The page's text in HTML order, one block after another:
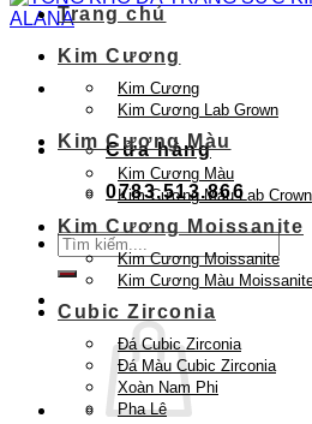
Cửa hàng
0783.513.866
Tìm
kiếm:
Trang chủ
Kim Cương
Kim Cương
Kim Cương Lab Grown
Kim Cương Màu
Kim Cương Màu
Kim Cương Màu Lab Crown
Kim Cương Moissanite
Kim Cương Moissanite
Kim Cương Màu
Cubic Zirconia
Đá Cubic Zirconia
Đá Màu Cubic Zirconia
Xoàn Nam Phi
Pha Lê